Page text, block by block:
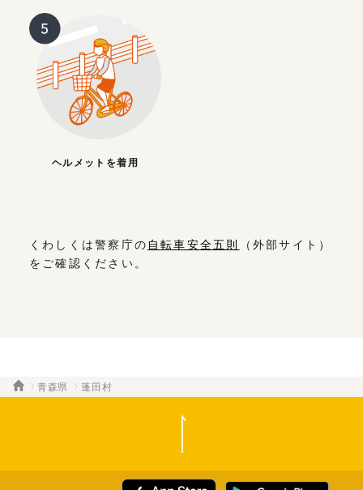
ヘルメットを着用
くわしくは警察庁の 自転車安全五則
（外部サイト）
をご確認ください。
青森県 蓬田村